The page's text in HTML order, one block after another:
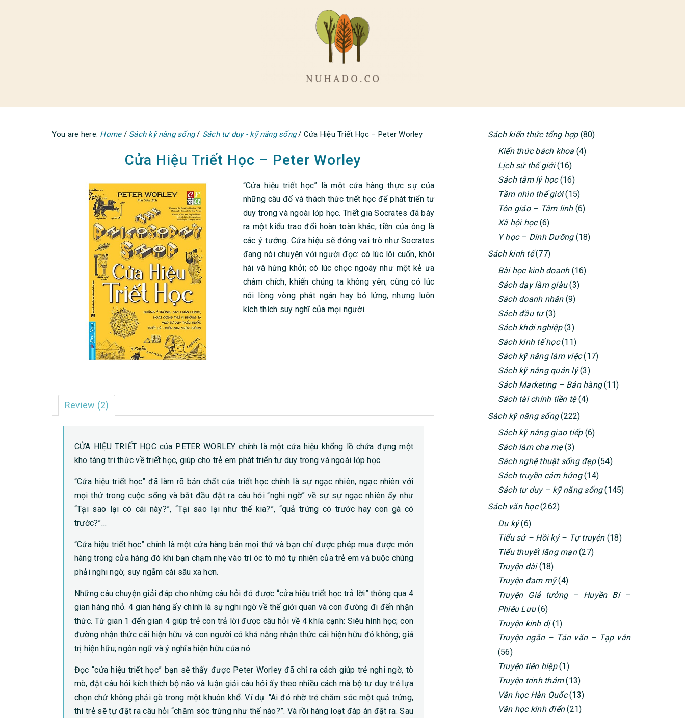
You are here: Home / Sách kỹ năng sống / Sách tư duy - kỹ năng sống / Cửa Hiệu Triết Học – Peter Worley
Cửa Hiệu Triết Học – Peter Worley
“Cửa hiệu triết học” là một cửa hàng thực sự của
những câu đố và thách thức triết học để phát triển tư
duy trong và ngoài lớp học. Triết gia Socrates đã bày
ra một kiểu trao đổi hoàn toàn khác, tiền của ông là
các ý tưởng. Cửa hiệu sẽ đóng vai trò như Socrates
đang nói chuyện với người đọc: có lúc lôi cuốn, khôi
hài và hứng khởi; có lúc chọc ngoáy như một kẻ ưa
châm chích, khiến chúng ta không yên; cũng có lúc
nói lòng vòng phát ngán hay bỏ lửng, nhưng luôn
kích thích suy nghĩ của mọi người.
Review (2)
CỬA HIỆU TRIẾT HỌC của PETER WORLEY chính là một cửa hiệu khổng lồ chứa đựng một
kho tàng tri thức về triết học, giúp cho trẻ em phát triển tư duy trong và ngoài lớp học.
“Cửa hiệu triết học” đã làm rõ bản chất của triết học chính là sự ngạc nhiên, ngạc nhiên với
mọi thứ trong cuộc sống và bắt đầu đặt ra câu hỏi “nghi ngờ” về sự sự ngạc nhiên ấy như
“Tại sao lại có cái này?”, “Tại sao lại như thế kia?”, “quả trứng có trước hay con gà có
trước?”…
“Cửa hiệu triết học” chính là một cửa hàng bán mọi thứ và bạn chỉ được phép mua được món
hàng trong cửa hàng đó khi bạn chạm nhẹ vào trí óc tò mò tự nhiên của trẻ em và buộc chúng
phải nghi ngờ, suy ngẫm cái sâu xa hơn.
Những câu chuyện giải đáp cho những câu hỏi đó được “cửa hiệu triết học trả lời” thông qua 4
gian hàng nhỏ. 4 gian hàng ấy chính là sự nghi ngờ về thế giới quan và con đường đi đến nhận
thức. Từ gian 1 đến gian 4 giúp trẻ con trả lời được câu hỏi về 4 khía cạnh: Siêu hình học; con
đường nhận thức cái hiện hữu và con người có khả năng nhận thức cái hiện hữu đó không; giá
trị hiện hữu; ngôn ngữ và ý nghĩa hiện hữu của nó.
Đọc “cửa hiệu triết học” bạn sẽ thấy được Peter Worley đã chỉ ra cách giúp trẻ nghi ngờ, tò
mò, đặt câu hỏi kích thích bộ não và luận giải câu hỏi ấy theo nhiều cách mà bộ tư duy trẻ lựa
chọn chứ không phải gò trong một khuôn khổ. Ví dụ: “Ai đó nhờ trẻ chăm sóc một quả trứng,
thì trẻ sẽ tự đặt ra câu hỏi “chăm sóc trứng như thế nào?”. Và rồi hàng loạt đáp án đặt ra. Sau
PRIMARY
SIDEBAR
Sách kiến thức tổng hợp(80)
Kiến thức bách khoa (4)
Lịch sử thế giới(16)
Sách tâm lý học(16)
Tầm nhìn thế giới(15)
Tôn giáo – Tâm linh(6)
Xã hội học(6)
Y học – Dinh Dưỡng(18)
Sách kinh tế(77)
Bài học kinh doanh(16)
Sách dạy làm giàu(3)
Sách doanh nhân(9)
Sách đầu tư(3)
Sách khởi nghiệp(3)
Sách kinh tế học(11)
Sách kỹ năng làm việc(17)
Sách kỹ năng quản lý(3)
Sách Marketing – Bán hàng(11)
Sách tài chính tiền tệ(4)
Sách kỹ năng sống(222)
Sách kỹ năng giao tiếp(6)
Sách làm cha mẹ(3)
Sách nghệ thuật sống đẹp(54)
Sách truyền cảm hứng(14)
Sách tư duy – kỹ năng sống(145)
Sách văn học(262)
Du ký(6)
Tiểu sử – Hồi ký – Tự truyện(18)
Tiểu thuyết lãng mạn(27)
Truyện dài(18)
Truyện đam mỹ(4)
Truyện Giả tưởng – Huyền Bí –
Phiêu Lưu(6)
Truyện kinh dị(1)
Truyện ngắn – Tản văn – Tạp văn
(56)
Truyện tiên hiệp(1)
Truyện trinh thám(13)
Văn học Hàn Quốc(13)
Văn học kinh điển(21)